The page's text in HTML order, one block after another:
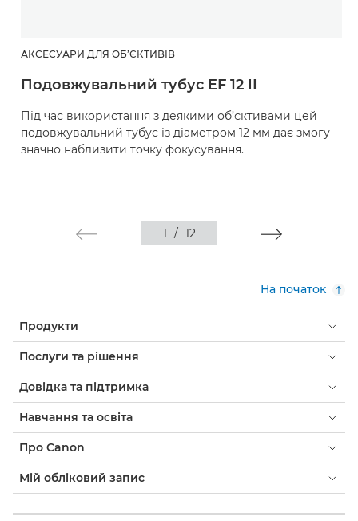
АКСЕСУАРИ ДЛЯ ОБ’ЄКТИВІВ
Подовжувальний тубус EF 12 II
Під час використання з деякими об’єктивами цей
подовжувальний тубус із діаметром 12 мм дає змогу
значно наблизити точку фокусування.
1 / 12
На початок
Продукти
Послуги та рішення
Довідка та підтримка
Навчання та освіта
Про Canon
Мій обліковий запис